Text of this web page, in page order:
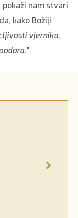
pokaži nam stvari
kako Božiji
vjernika,